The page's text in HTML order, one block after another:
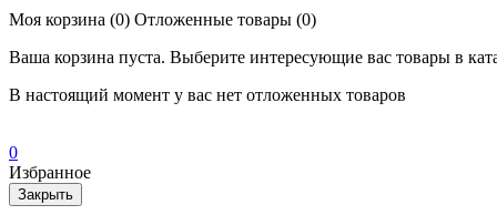
Моя корзина (0) Отложенные товары (0)
Ваша корзина пуста. Выберите интересующие вас товары в
В настоящий момент у вас нет отложенных товаров
0
Избранное
Закрыть